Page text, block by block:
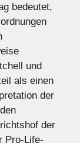
bedeutet,
und
als einen
der
der
Pro-Life-